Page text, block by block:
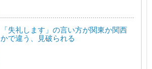
「失礼します」の言い方が関東か関西
かで違う、見破られる